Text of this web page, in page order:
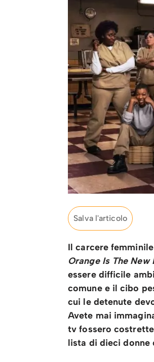
Salva l'articolo
Il carcere
Orange Is The New
essere difficile
comune e il cibo
cui le detenute
Avete mai
tv fossero
lista di dieci donne